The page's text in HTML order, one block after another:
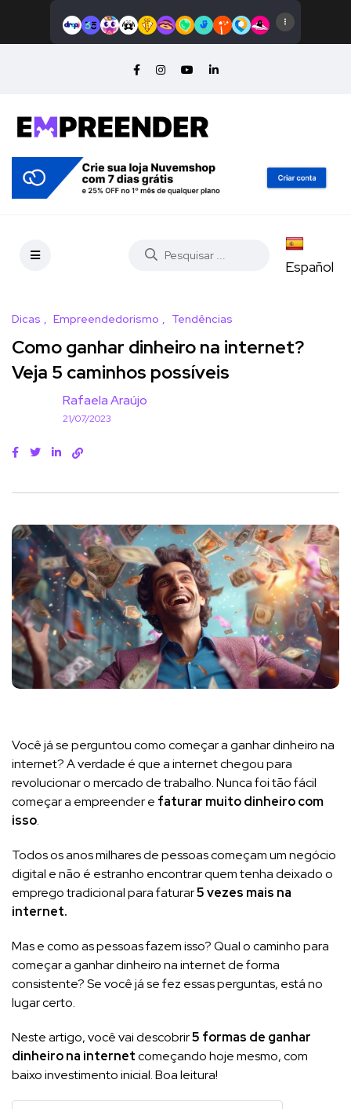
Español
Dicas Empreendedorismo Tendências
Como ganhar dinheiro na internet?
Veja 5 caminhos possíveis
Rafaela Araújo
21/07/2023
Você já se perguntou como começar a ganhar dinheiro na
internet? A verdade é que a internet chegou para
revolucionar o mercado de trabalho. Nunca foi tão fácil
começar a empreender e faturar muito dinheiro com
isso.
Todos os anos milhares de pessoas começam um negócio
digital e não é estranho encontrar quem tenha deixado o
emprego tradicional para faturar5 vezes mais na
internet.
Mas e como as pessoas fazem isso? Qual o caminho para
começar a ganhar dinheiro na internet de forma
consistente? Se você já se fez essas perguntas, está no
lugar certo.
Neste artigo, você vai descobrir5 formas de ganhar
dinheiro na internetcomeçando hoje mesmo, com
baixo investimento inicial. Boa leitura!